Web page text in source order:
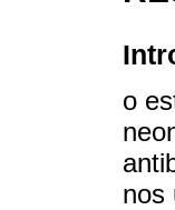
o
nos